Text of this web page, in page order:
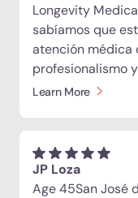
Longevity
sabíamos que
atención médica
profesionalismo
que también
que sucede
ahí, los médicos
personalizado
Learn More
JP Loza
Age 45San José